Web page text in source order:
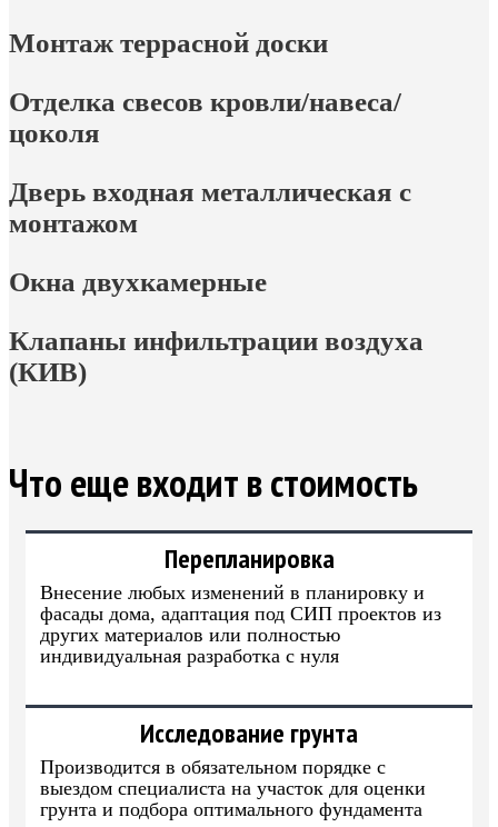
Монтаж террасной доски
Отделка свесов кровли/навеса/
цоколя
Дверь входная металлическая с
монтажом
Окна двухкамерные
Клапаны инфильтрации воздуха
(КИВ)
Что еще входит в стоимость
Перепланировка
Внесение любых изменений в планировку и
фасады дома, адаптация под СИП проектов из
других материалов или полностью
индивидуальная разработка с нуля
Исследование грунта
Производится в обязательном порядке с
выездом специалиста на участок для оценки
грунта и подбора оптимального фундамента